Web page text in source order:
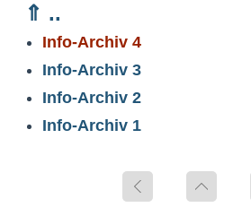
⇑ ..
Info-Archiv 4
Info-Archiv 3
Info-Archiv 2
Info-Archiv 1